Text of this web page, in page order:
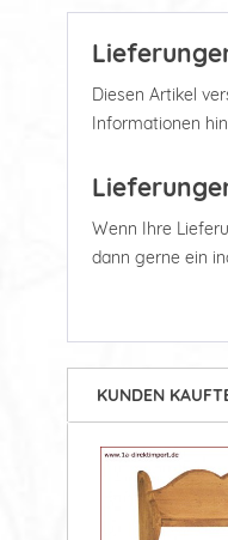
Diesen Artikel
Informationen
Wenn Ihre
dann gerne ein
KUNDEN